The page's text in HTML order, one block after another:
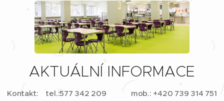
AKTUÁLNÍ INFORMACE
Kontakt: tel.:577 342 209 mob.: +420 739 314 751